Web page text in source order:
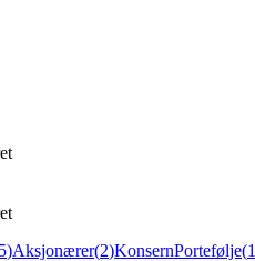
5)Aksjonærer(2)KonsernPortefølje(1